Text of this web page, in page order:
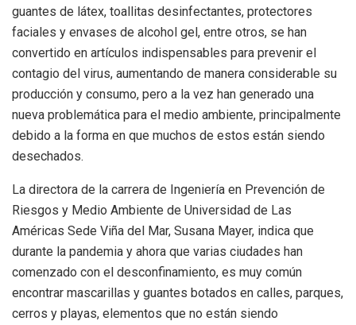
guantes de látex, toallitas desinfectantes, protectores
faciales y envases de alcohol gel, entre otros, se han
convertido en artículos indispensables para prevenir el
contagio del virus, aumentando de manera considerable su
producción y consumo, pero a la vez han generado una
nueva problemática para el medio ambiente, principalmente
debido a la forma en que muchos de estos están siendo
desechados.
La directora de la carrera de Ingeniería en Prevención de
Riesgos y Medio Ambiente de Universidad de Las
Américas Sede Viña del Mar, Susana Mayer, indica que
durante la pandemia y ahora que varias ciudades han
comenzado con el desconfinamiento, es muy común
encontrar mascarillas y guantes botados en calles, parques,
cerros y playas, elementos que no están siendo